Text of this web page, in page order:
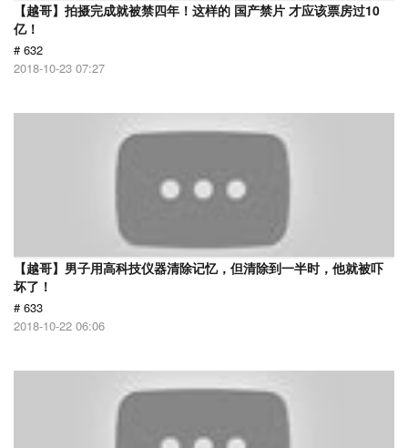
【越哥】拍摄完成就被禁四年！这样的 国产禁片 才应该票房过10
亿！
# 632
2018-10-23 07:27
【越哥】男子用高科技仪器清除记忆，但清除到一半时，他就被吓
坏了！
# 633
2018-10-22 06:06